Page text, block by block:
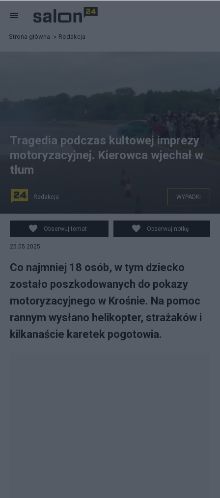
Strona główna Redakcja
Tragedia podczas kultowej imprezy
motoryzacyjnej. Kierowca wjechał w
tłum
Redakcja WYPADKI
Obserwuj temat Obserwuj notkę
25.05.2025
Co najmniej 18 osób, w tym dziecko
zostało poszkodowanych do pokazy
motoryzacyjnego w Krośnie. Na pomoc
rannym wysłano helikopter, strażaków i
kilkanaście karetek pogotowia.